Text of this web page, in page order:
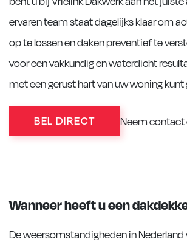
ervaren team staat dagelijks klaar om
op te lossen en daken preventief te
voor een vakkundig en waterdicht
met een gerust hart van uw woning kunt
BEL DIRECT Neem
Wanneer heeft u een
De weersomstandigheden in